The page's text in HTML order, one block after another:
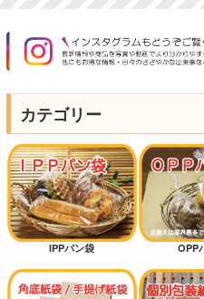
カテゴリー
IPPパン袋 OPP